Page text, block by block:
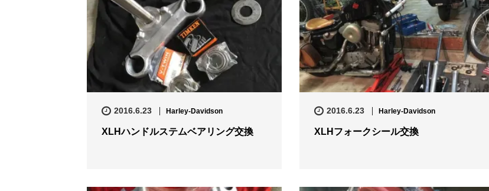
2016.6.23 Harley-Davidson
XLHハンドルステムベアリング交換
2016.6.23 Harley-Davidson
XLHフォークシール交換